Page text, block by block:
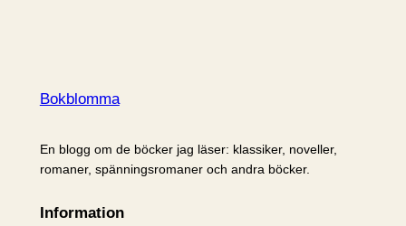
Bokblomma
En blogg om de böcker jag läser: klassiker, noveller,
romaner, spänningsromaner och andra böcker.
Information